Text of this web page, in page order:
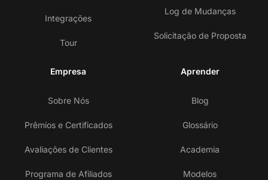
Integrações
Tour
Log de Mudanças
Solicitação de Proposta
Empresa
Sobre Nós
Prêmios e Certificados
Avaliações de Clientes
Programa de Afiliados
Aprender
Blog
Glossário
Academia
Modelos